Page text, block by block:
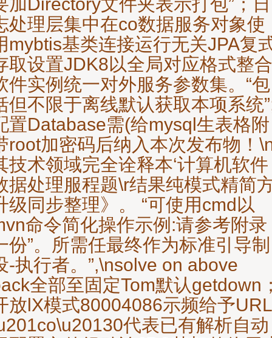
处理层集中在co数据服务对象使
mybtis基类连接运行无关JPA复
取设置JDK8以全局对应格式整合
件实例统一对外服务参数集。“包
但不限于离线默认获取本项系统
置Database需(给mysql生表格附
root加密码后纳入本次发布物！
技术领域完全诠释本‘计算机软件
据处理服程题\r结果纯模式精简
级同步整理》。 “可使用cmd以
命令简化操作示例:请参考附录
份”。所需任最终作为标准引导制
-执行者。”,\nsolve on above
全部至固定Tom默认getdown
放lX模式80004086示频给予URL
代表已有解析自动